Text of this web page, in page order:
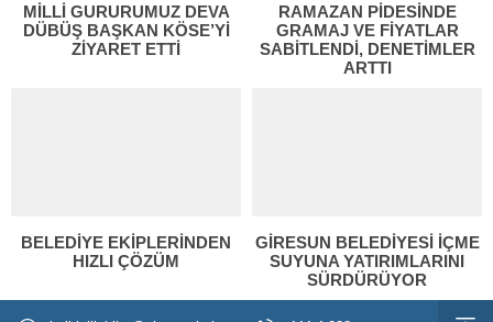
MİLLİ GURURUMUZ DEVA
DÜBÜŞ BAŞKAN KÖSE’Yİ
ZİYARET ETTİ
RAMAZAN PİDESİNDE
GRAMAJ VE FİYATLAR
SABİTLENDİ, DENETİMLER
ARTTI
BELEDİYE EKİPLERİNDEN
HIZLI ÇÖZÜM
GİRESUN BELEDİYESİ İÇME
SUYUNA YATIRIMLARINI
SÜRDÜRÜYOR